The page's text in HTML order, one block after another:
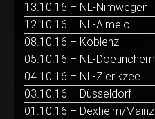
13.10.16 – NL-Nimwegen
12.10.16 – NL-Almelo
08.10.16 – Koblenz
05.10.16 – NL-Doetinchem
04.10.16 – NL-Zierikzee
03.10.16 – Düsseldorf
01.10.16 – Dexheim/Mainz